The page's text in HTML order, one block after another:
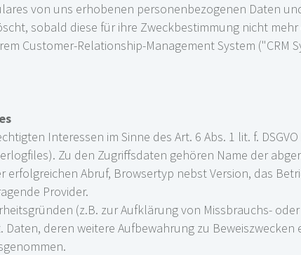
von uns erhobenen personenbezogenen Daten
sobald diese für ihre Zweckbestimmung nicht
Customer-Relationship-Management System
Interessen im Sinne des Art. 6 Abs. 1 lit. f.
Zu den Zugriffsdaten gehören Name der
Abruf, Browsertyp nebst Version, das
Provider.
(z.B. zur Aufklärung von Missbrauchs-
deren weitere Aufbewahrung zu